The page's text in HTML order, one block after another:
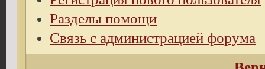
Разделы помощи
Связь с администрацией форума